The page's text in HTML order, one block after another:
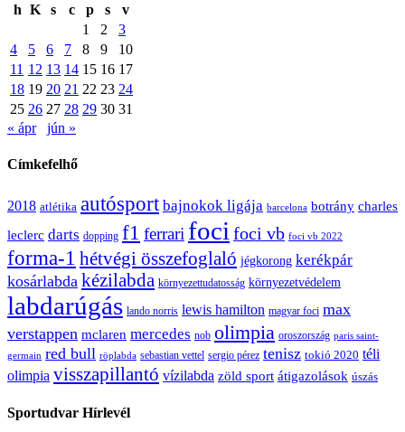
h K s c p s
v
1
2
3
4
5 6 7 8 9
10
11 12 13 14 15 16 17
18 19 20 21 22 23 24
25 26 27 28 29 30 31
« ápr
jún »
Címkefelhő
2018 atlétika autósport bajnokok ligája barcelona botrány charles
leclerc darts dopping f1 ferrari foci foci vb foci vb 2022
forma-1 hétvégi összefoglaló jégkorong kerékpár
kosárlabda kézilabda környezettudatosság környezetvédelem
labdarúgás lando norris lewis hamilton magyar foci max
verstappen mclaren mercedes nob olimpia oroszország paris saint-
germain red bull röplabda sebastian vettel sergio pérez tenisz tokió 2020 téli
olimpia visszapillantó vízilabda zöld sport átigazolások úszás
Sportudvar Hírlevél